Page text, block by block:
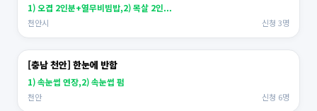
1) 오겹 2인분+열무비빔밥,2) 목살 2인...
천안시 신청 3명
[충남 천안] 한눈에 반함
1) 속눈썹 연장,2) 속눈썹 펌
천안 신청 6명